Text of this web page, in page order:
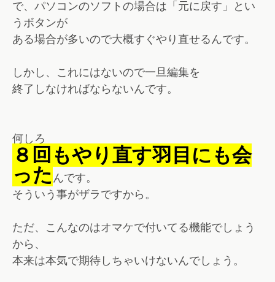
で、パソコンのソフトの場合は「元に戻す」とい
うボタンが
ある場合が多いので大概すぐやり直せるんです。
しかし、これにはないので一旦編集を
終了しなければならないんです。
何しろ
８回もやり直す羽目にも会
った んです。
そういう事がザラですから。
ただ、こんなのはオマケで付いてる機能でしょう
から、
本来は本気で期待しちゃいけないんでしょう。